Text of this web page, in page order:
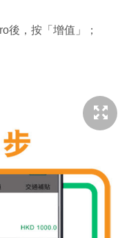
後，按「增值」；